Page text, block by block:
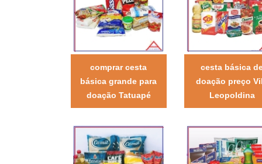
comprar cesta
básica grande para
doação Tatuapé
cesta básica
doação preço
Leopoldina